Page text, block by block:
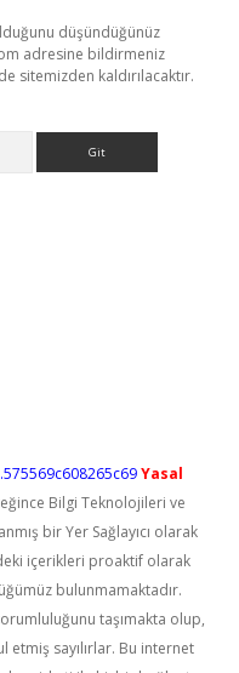
düşündüğünüz
adresine bildirmeniz
sitemizden kaldırılacaktır.
Yasal
Bilgi Teknolojileri ve
bir Yer Sağlayıcı olarak
içerikleri proaktif olarak
bulunmamaktadır.
taşımakta olup,
sayılırlar. Bu internet